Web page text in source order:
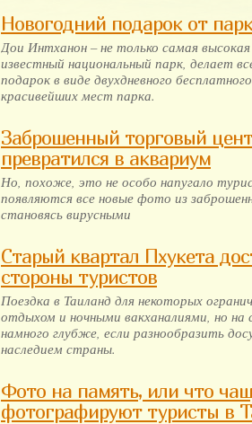
Новогодний подарок от
Дои Интханон – не только самая
известный национальный парк, делает
подарок в виде двухдневного
красивейших мест парка.
Заброшенный торговый
превратилcя в аквариум
Но, похоже, это не особо напугало
появляются все новые фото из
становясь вирусными
Старый квартал Пхукета
стороны туристов
Поездка в Таиланд для некоторых
отдыхом и ночными вакханалиями, но
намного глубже, если разнообразить
наследием страны.
Фото на память, или что
фотографируют туристы в